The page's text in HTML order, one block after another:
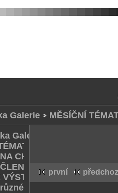
Galerie MĚSÍČNÍ
Galerie
CHODNÍKU
A FOTO Q
první